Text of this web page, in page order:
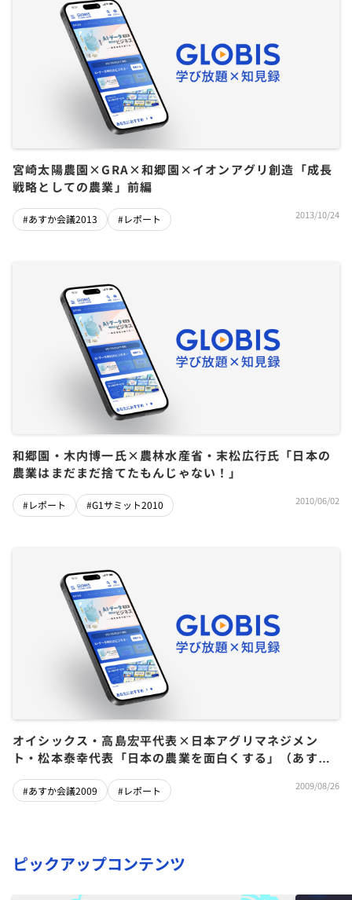
宮崎太陽農園×GRA×和郷園×イオンアグリ創造「成長
戦略としての農業」前編
#あすか会議2013 #レポート 2013/10/24
和郷園・木内博一氏×農林水産省・末松広行氏「日本の
農業はまだまだ捨てたもんじゃない！」
#レポート #G1サミット2010 2010/06/02
オイシックス・高島宏平代表×日本アグリマネジメン
ト・松本泰幸代表「日本の農業を面白くする」（あすか
#あすか会議2009 #レポート 2009/08/26
ピックアップコンテンツ